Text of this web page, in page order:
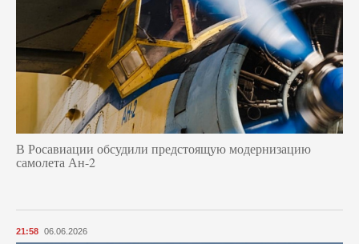
В Росавиации обсудили предстоящую модернизацию
самолета Ан-2
21:58 06.06.2026